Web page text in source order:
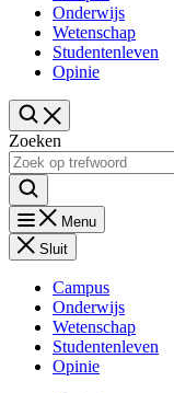
Onderwijs
Wetenschap
Studentenleven
Opinie
Zoeken
Menu
Sluit
Campus
Onderwijs
Wetenschap
Studentenleven
Opinie